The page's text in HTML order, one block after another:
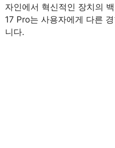
자인에서 혁신적인 장치의
17 Pro는 사용자에게 다른
니다.